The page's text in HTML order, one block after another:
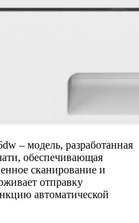
– модель, разработанная
обеспечивающая
сканирование и
отправку
автоматической